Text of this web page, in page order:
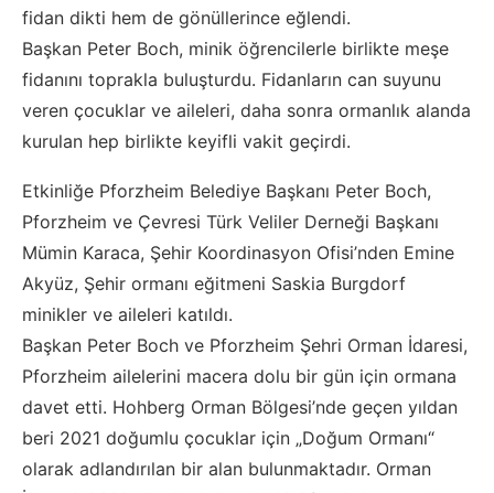
fidan dikti hem de gönüllerince eğlendi.
Başkan Peter Boch, minik öğrencilerle birlikte meşe
fidanını toprakla buluşturdu. Fidanların can suyunu
veren çocuklar ve aileleri, daha sonra ormanlık alanda
kurulan hep birlikte keyifli vakit geçirdi.
Etkinliğe Pforzheim Belediye Başkanı Peter Boch,
Pforzheim ve Çevresi Türk Veliler Derneği Başkanı
Mümin Karaca, Şehir Koordinasyon Ofisi’nden Emine
Akyüz, Şehir ormanı eğitmeni Saskia Burgdorf
minikler ve aileleri katıldı.
Başkan Peter Boch ve Pforzheim Şehri Orman İdaresi,
Pforzheim ailelerini macera dolu bir gün için ormana
davet etti. Hohberg Orman Bölgesi’nde geçen yıldan
beri 2021 doğumlu çocuklar için „Doğum Ormanı“
olarak adlandırılan bir alan bulunmaktadır. Orman